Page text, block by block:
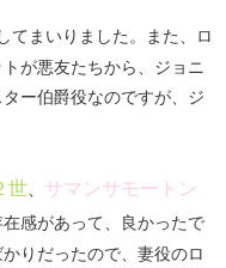
してまいりました。また、ロ
が悪友たちから、ジョニ
ー伯爵役なのですが、ジ
世
サマンサモートン
在感があって、良かったで
りだったので、妻役のロ